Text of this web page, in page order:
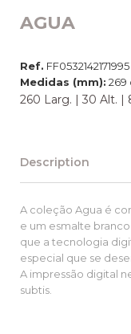
AGUA
Ref. FF0532142171995
Medidas (mm): 269
260 Larg. | 30 Alt. |
Description
A coleção Agua é
e um esmalte
que a tecnologia
especial que se
A impressão digital
subtis.